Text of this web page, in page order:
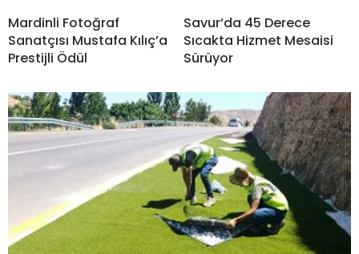
Mardinli Fotoğraf
Sanatçısı Mustafa Kılıç’a
Prestijli Ödül
Savur’da 45 Derece
Sıcakta Hizmet Mesaisi
Sürüyor